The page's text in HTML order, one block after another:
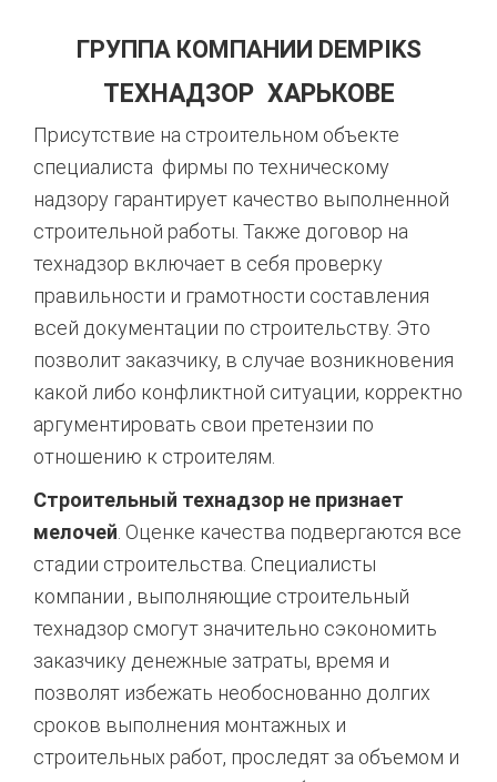
ГРУППА КОМПАНИИ DEMPIKS
ТЕХНАДЗОР ХАРЬКОВЕ
Присутствие на строительном объекте
специалиста фирмы по техническому
надзору гарантирует качество выполненной
строительной работы. Также договор на
технадзор включает в себя проверку
правильности и грамотности составления
всей документации по строительству. Это
позволит заказчику, в случае возникновения
какой либо конфликтной ситуации, корректно
аргументировать свои претензии по
отношению к строителям.
Строительный технадзор не признает
мелочей . Оценке качества подвергаются все
стадии строительства. Специалисты
компании , выполняющие строительный
технадзор смогут значительно сэкономить
заказчику денежные затраты, время и
позволят избежать необоснованно долгих
сроков выполнения монтажных и
строительных работ, проследят за объемом и